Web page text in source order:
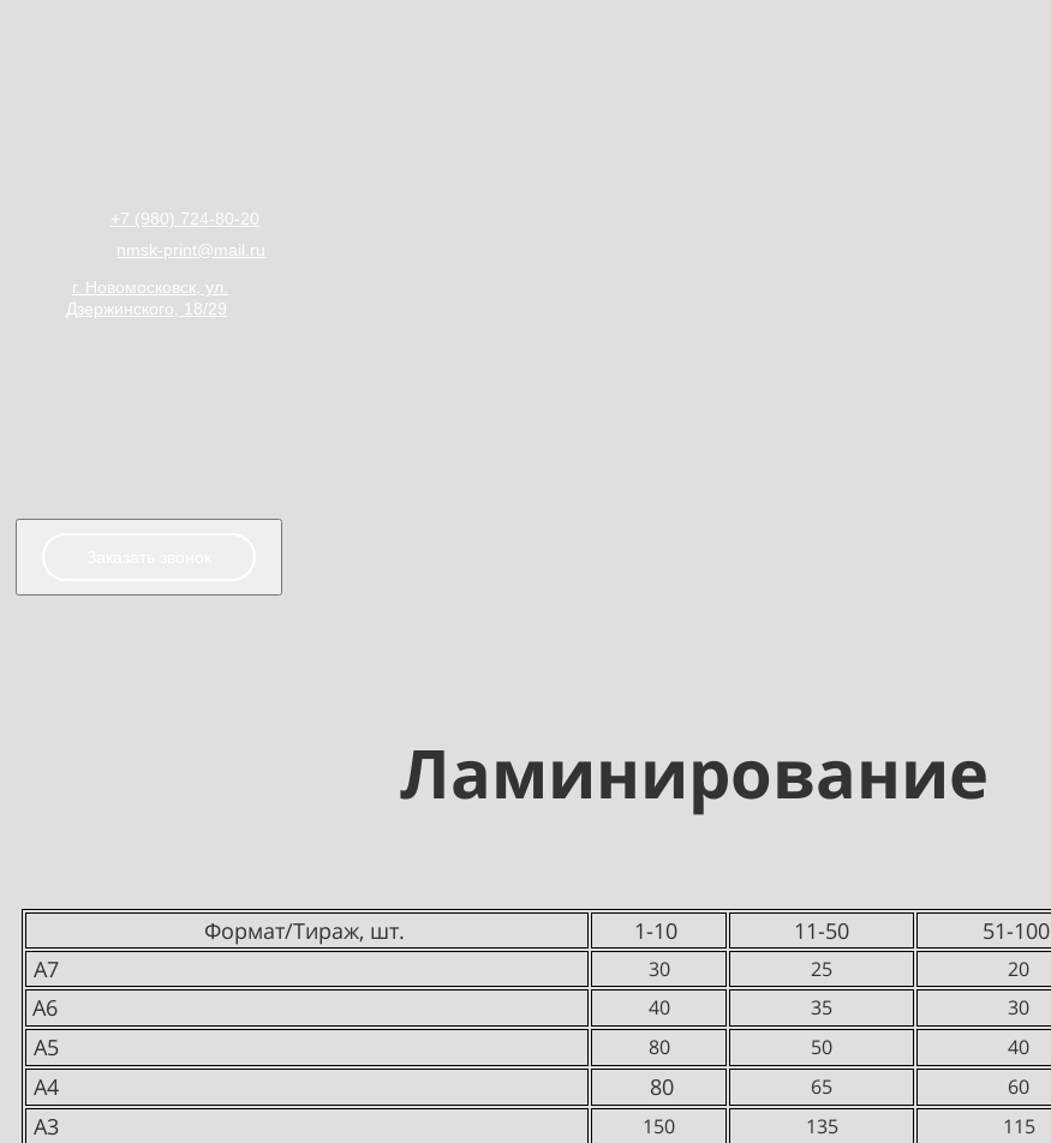
+7 (980) 724-80-20
nmsk-print@mail.ru
г. Новомосковск, ул.
Дзержинского, 18/29
Ламинирование
Формат/Тираж, шт. 1-10 11-50 51-100
А7
30 25 20
А6 40 35 30
А5 80 50 40
А4 80 65 60
А3 150 135 115